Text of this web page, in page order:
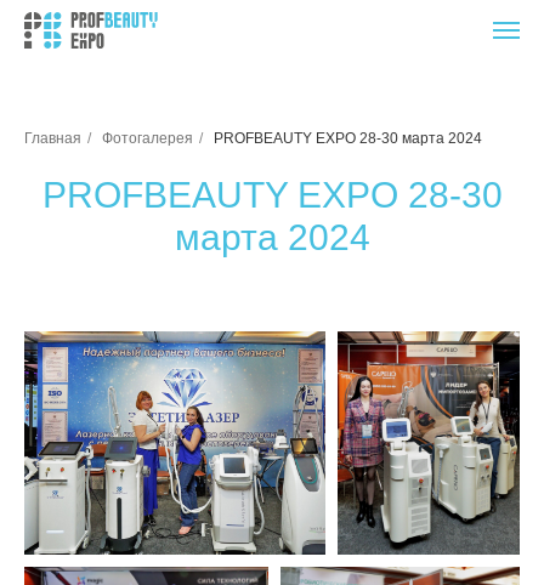
Главная / Фотогалерея / PROFBEAUTY EXPO 28-30 марта 2024
PROFBEAUTY EXPO 28-30
марта 2024